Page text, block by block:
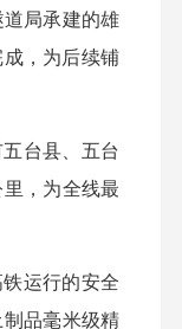
局承建的雄
，为后续铺
台县、五台
，为全线最
运行的安全
制品毫米级精